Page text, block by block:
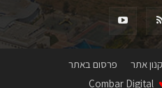
אתר
פרסום באתר